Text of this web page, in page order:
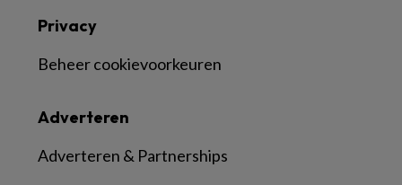
Adverteren
Adverteren & Partnerships
Privacy
Beheer cookievoorkeuren